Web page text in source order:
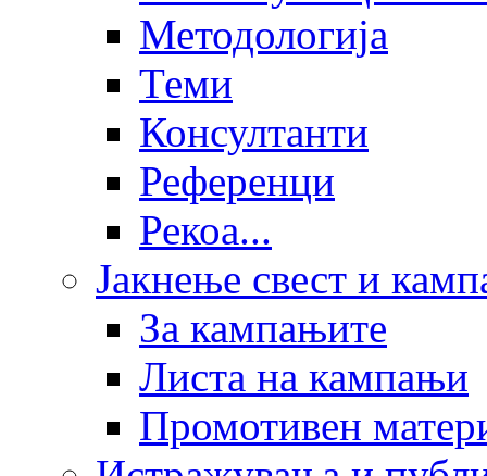
Методологија
Теми
Консултанти
Референци
Рекоа...
Јакнење свест и
За кампањите
Листа на кампањи
Промотивен